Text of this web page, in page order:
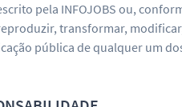
pela INFOJOBS ou,
transformar,
pública de qualquer um